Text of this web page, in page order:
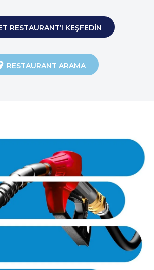
RESTAURANT’I KEŞFEDİN
RESTAURANT ARAMA